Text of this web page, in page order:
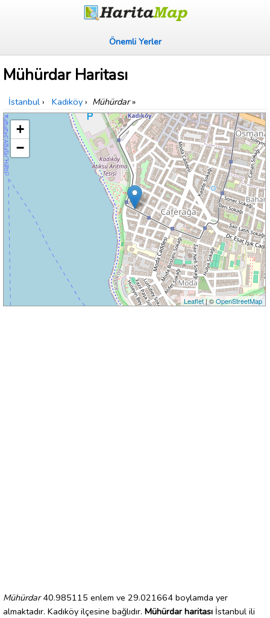
Önemli Yerler
Mühürdar Haritası
İstanbul › Kadıköy › Mühürdar»
+
−
Leaflet| ©OpenStreetMap
Mühürdar40.985115 enlem ve 29.021664 boylamda yer
almaktadır. Kadıköy ilçesine bağlıdır. Mühürdar haritası İstanbul ili